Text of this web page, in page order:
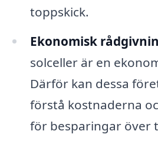
toppskick.
Ekonomisk
solceller är en
Därför kan dessa
förstå kostnaderna
för besparingar över